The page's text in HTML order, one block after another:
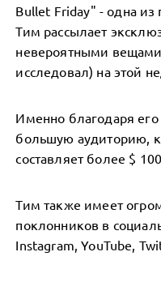
Bullet Friday" - одна из
Тим рассылает
невероятными
исследовал) на этой
Именно благодаря его
большую аудиторию,
составляет более $
Тим также имеет
поклонников в
Instagram, YouTube,